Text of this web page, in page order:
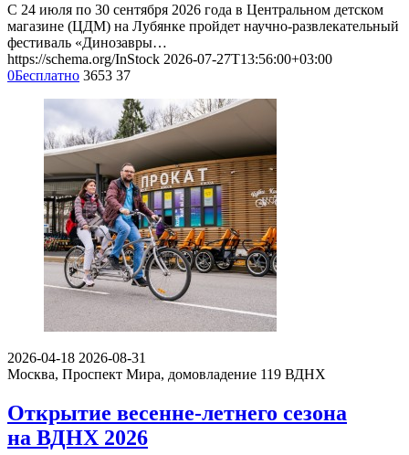
С 24 июля по 30 сентября 2026 года в Центральном детском
магазине (ЦДМ) на Лубянке пройдет научно-развлекательный
фестиваль «Динозавры…
https://schema.org/InStock 2026-07-27T13:56:00+03:00
0Бесплатно 3653 37
2026-04-18 2026-08-31
Москва, Проспект Мира, домовладение 119 ВДНХ
Открытие весенне-летнего сезона
на ВДНХ 2026